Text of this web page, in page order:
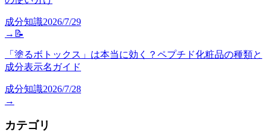
成分知識2026/7/29
→ 📝
「塗るボトックス」は本当に効く？ペプチド化粧品の種類と
成分表示名ガイド
成分知識2026/7/28
→
カテゴリ